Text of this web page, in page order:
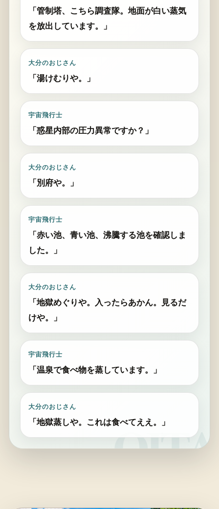
「管制塔、こちら調査隊。地面が白い蒸気
を放出しています。」
大分のおじさん
「湯けむりや。」
宇宙飛行士
「惑星内部の圧力異常ですか？」
大分のおじさん
「別府や。」
宇宙飛行士
「赤い池、青い池、沸騰する池を確認しま
した。」
大分のおじさん
「地獄めぐりや。入ったらあかん。見るだ
けや。」
宇宙飛行士
「温泉で食べ物を蒸しています。」
大分のおじさん
「地獄蒸しや。これは食べてええ。」